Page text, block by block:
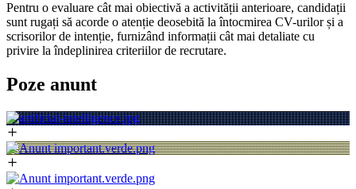
Pentru o evaluare cât mai obiectivă a activității anterioare, candidații
sunt rugați să acorde o atenție deosebită la întocmirea CV-urilor și a
scrisorilor de intenție, furnizând informații cât mai detaliate cu
privire la îndeplinirea criteriilor de recrutare.
Poze anunt